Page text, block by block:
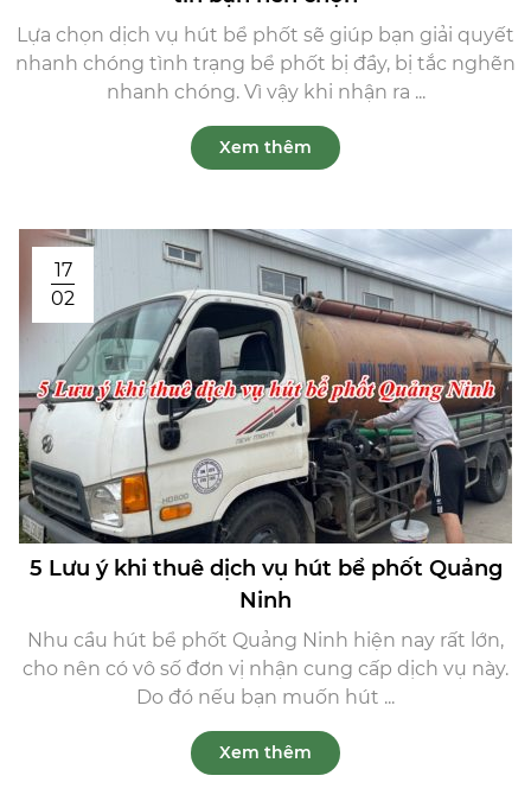
Lựa chọn dịch vụ hút bể phốt sẽ giúp bạn giải quyết
nhanh chóng tình trạng bể phốt bị đầy, bị tắc nghẽn
nhanh chóng. Vì vậy khi nhận ra ...
Xem thêm
17
02
5 Lưu ý khi thuê dịch vụ hút bể phốt Quảng
Ninh
Nhu cầu hút bể phốt Quảng Ninh hiện nay rất lớn,
cho nên có vô số đơn vị nhận cung cấp dịch vụ này.
Do đó nếu bạn muốn hút ...
Xem thêm